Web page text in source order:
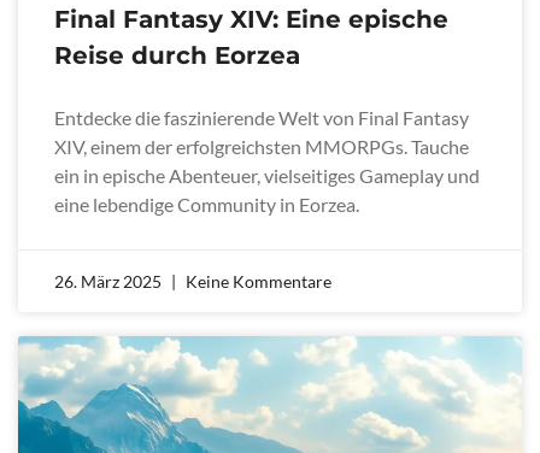
Final Fantasy XIV: Eine epische
Reise durch Eorzea
Entdecke die faszinierende Welt von Final Fantasy
XIV, einem der erfolgreichsten MMORPGs. Tauche
ein in epische Abenteuer, vielseitiges Gameplay und
eine lebendige Community in Eorzea.
26. März 2025 Keine Kommentare